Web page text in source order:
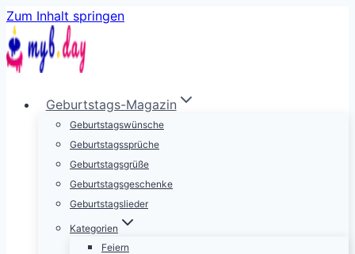
Zum Inhalt springen
Geburtstags-Magazin
Geburtstagswünsche
Geburtstagssprüche
Geburtstagsgrüße
Geburtstagsgeschenke
Geburtstagslieder
Kategorien
Feiern